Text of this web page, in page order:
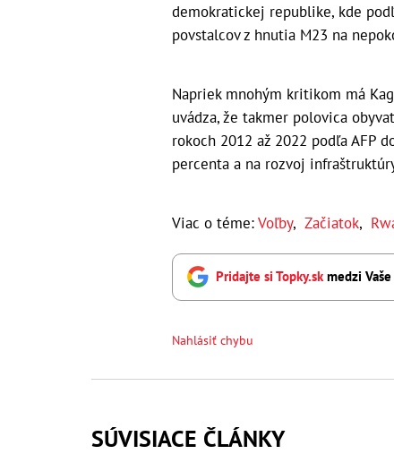
demokratickej republike, kde
povstalcov z hnutia M23 na
Napriek mnohým kritikom má
uvádza, že takmer polovica
rokoch 2012 až 2022 podľa AFP
percenta a na rozvoj
Viac o téme:Voľby, Začiatok,
Pridajte si Topky.skmedzi
Nahlásiť chybu
SÚVISIACE ČLÁNKY